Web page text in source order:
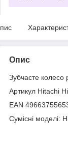
Опис
Зубчасте колесо
Артикул Hitachi
EAN
Сумісні моделі: